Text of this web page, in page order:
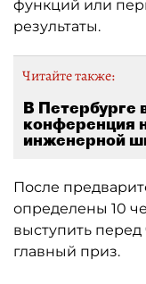
функций или
результаты.
Читайте также:
В Петербурге
конференция
инженерной
После
определены 10
выступить
главный приз.